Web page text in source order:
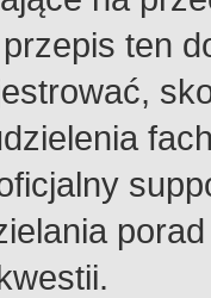
ten